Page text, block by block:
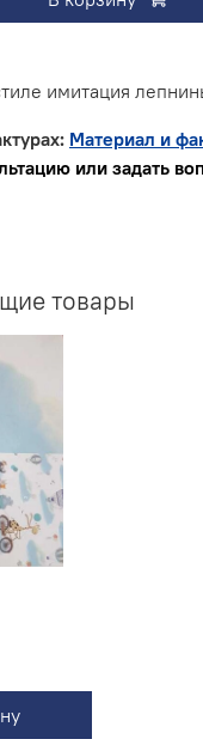
имитация
Материал и
или задать
товары